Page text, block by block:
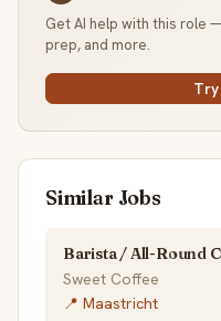
Get AI help with this role
prep, and more.
Try
Similar Jobs
Barista / All-Round
Sweet Coffee
📍 Maastricht